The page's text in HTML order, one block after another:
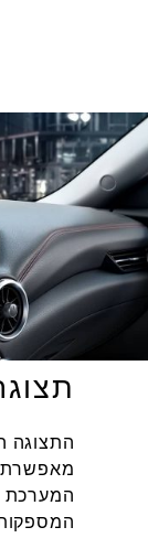
התצוגה
מאפשרת